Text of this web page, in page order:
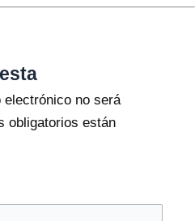
no será
obligatorios están